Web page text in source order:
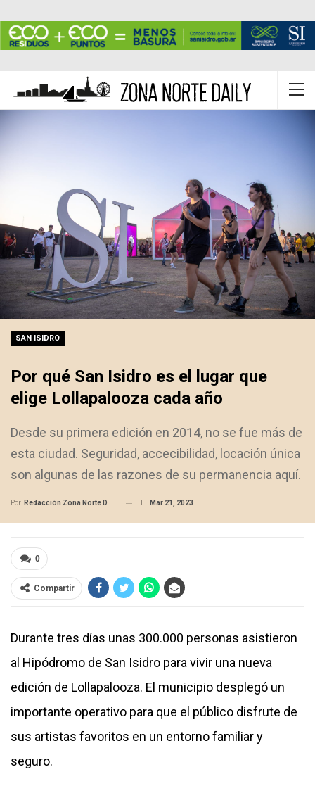
SAN ISIDRO
Por qué San Isidro es el lugar que
elige Lollapalooza cada año
Desde su primera edición en 2014, no se fue más de
esta ciudad. Seguridad, accecibilidad, locación única
son algunas de las razones de su permanencia aquí.
Por Redacción Zona Norte Daily El Mar 21, 2023
0
Compartir
Durante tres días unas 300.000 personas asistieron
al Hipódromo de San Isidro para vivir una nueva
edición de Lollapalooza. El municipio desplegó un
importante operativo para que el público disfrute de
sus artistas favoritos en un entorno familiar y
seguro.